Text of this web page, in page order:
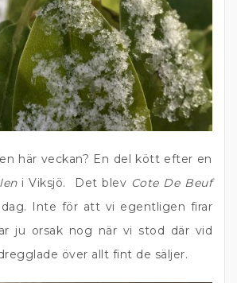
här veckan? En del kött efter en
i Viksjö. Det blev Cote De Beuf
dag. Inte för att vi egentligen firar
ju orsak nog när vi stod där vid
över allt fint de säljer.